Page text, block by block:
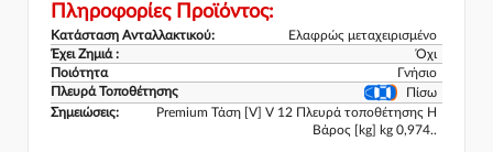
Πληροφορίες Προϊόντος:
Κατάσταση Ανταλλακτικού:
Ελαφρώς μεταχειρισμένο
Έχει Ζημιά :
Όχι
Ποιότητα
Γνήσιο
Πλευρά Τοποθέτησης
Πίσω
Σημειώσεις:
Premium Τάση [V] V 12 Πλευρά τοποθέτησης H
Βάρος [kg] kg 0,974..